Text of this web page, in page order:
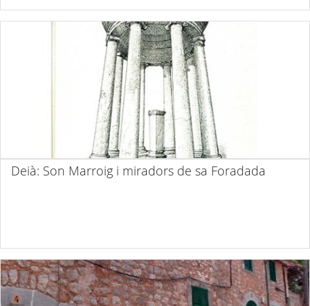
Deià: Son Marroig i miradors de sa Foradada